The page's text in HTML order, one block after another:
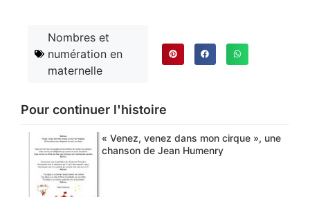
Nombres et
numération en
maternelle
Pour continuer l'histoire
« Venez, venez dans mon cirque », une
chanson de Jean Humenry